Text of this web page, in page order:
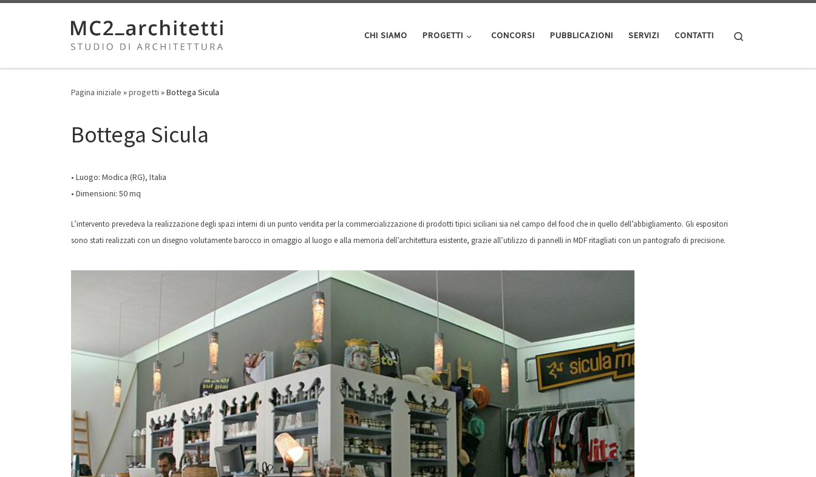
CHI SIAMO PROGETTI CONCORSI PUBBLICAZIONI SERVIZI CONTATTI
Pagina iniziale »progetti »Bottega Sicula
Bottega Sicula
• Luogo: Modica (RG), Italia
• Dimensioni: 50 mq
L’intervento prevedeva la realizzazione degli spazi interni di un punto vendita per la commercializzazione di prodotti tipici siciliani sia nel campo del food che in quello dell’abbigliamento. Gli espositori
sono stati realizzati con un disegno volutamente barocco in omaggio al luogo e alla memoria dell’architettura esistente, grazie all’utilizzo di pannelli in MDF ritagliati con un pantografo di precisione.